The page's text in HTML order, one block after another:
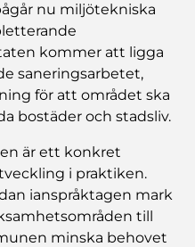
nu miljötekniska
kommer att ligga
saneringsarbetet,
för att området ska
bostäder och stadsliv.
är ett konkret
i praktiken.
ianspråktagen mark
till
minska behovet